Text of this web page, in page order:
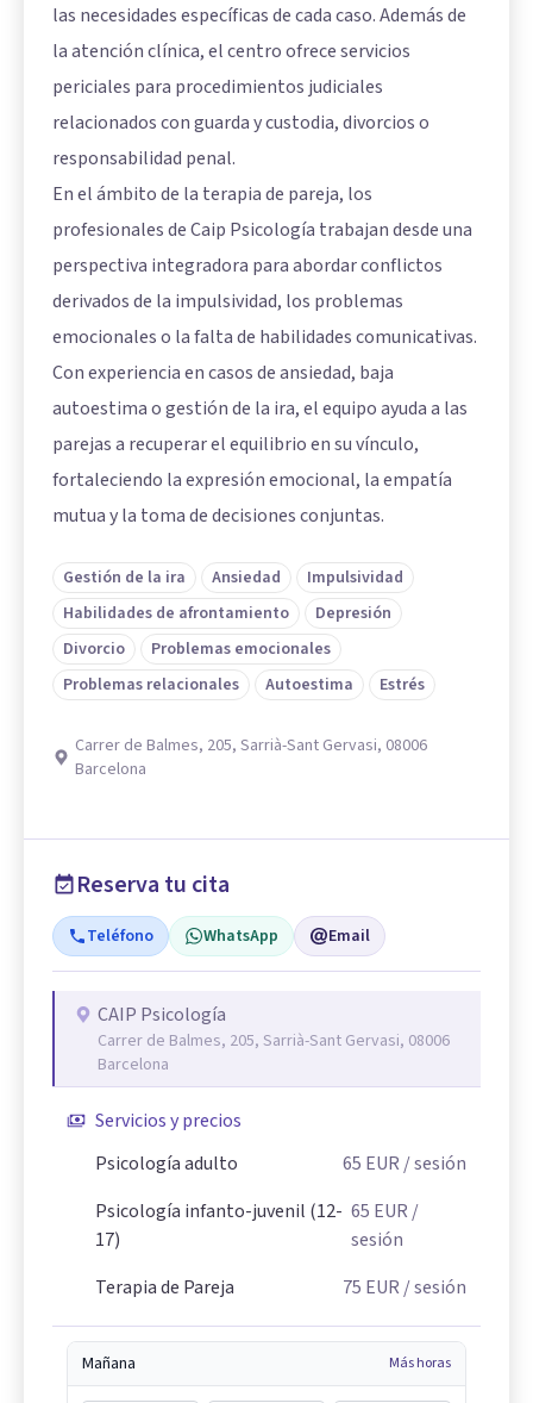
las necesidades específicas de cada caso. Además de
la atención clínica, el centro ofrece servicios
periciales para procedimientos judiciales
relacionados con guarda y custodia, divorcios o
responsabilidad penal.
En el ámbito de la terapia de pareja, los
profesionales de Caip Psicología trabajan desde una
perspectiva integradora para abordar conflictos
derivados de la impulsividad, los problemas
emocionales o la falta de habilidades comunicativas.
Con experiencia en casos de ansiedad, baja
autoestima o gestión de la ira, el equipo ayuda a las
parejas a recuperar el equilibrio en su vínculo,
fortaleciendo la expresión emocional, la empatía
mutua y la toma de decisiones conjuntas.
Gestión de la ira Ansiedad
Impulsividad
Habilidades de afrontamiento
Depresión
Divorcio
Problemas emocionales
Problemas relacionales
Autoestima Estrés
Carrer de Balmes, 205, Sarrià-Sant Gervasi, 08006
Barcelona
Reserva tu cita
Teléfono WhatsApp Email
CAIP Psicología
Carrer de Balmes, 205, Sarrià-Sant Gervasi, 08006
Barcelona
Servicios y precios
Psicología adulto
65 EUR / sesión
Psicología infanto-juvenil (12-
17)
65 EUR /
sesión
Terapia de Pareja
75 EUR / sesión
Mañana Más horas